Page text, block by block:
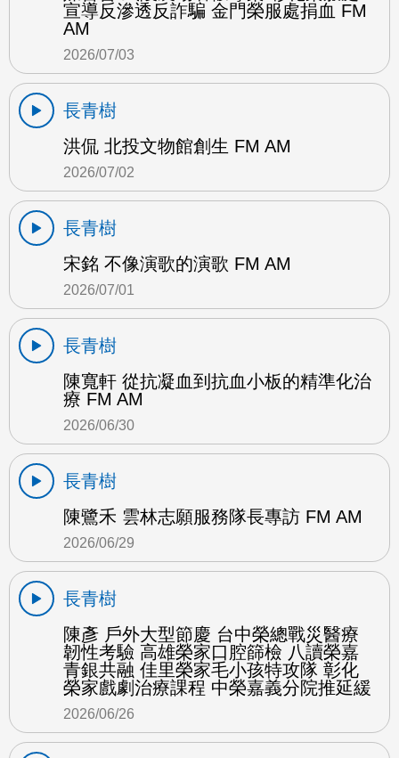
宣導反滲透反詐騙 金門榮服處捐血 FM
AM
2026/07/03
長青樹
洪侃 北投文物館創生 FM AM
2026/07/02
長青樹
宋銘 不像演歌的演歌 FM AM
2026/07/01
長青樹
陳寬軒 從抗凝血到抗血小板的精準化治
療 FM AM
2026/06/30
長青樹
陳鷺禾 雲林志願服務隊長專訪 FM AM
2026/06/29
長青樹
陳彥 戶外大型節慶 台中榮總戰災醫療
韌性考驗 高雄榮家口腔篩檢 八讀榮嘉
青銀共融 佳里榮家毛小孩特攻隊 彰化
榮家戲劇治療課程 中榮嘉義分院推延緩
2026/06/26